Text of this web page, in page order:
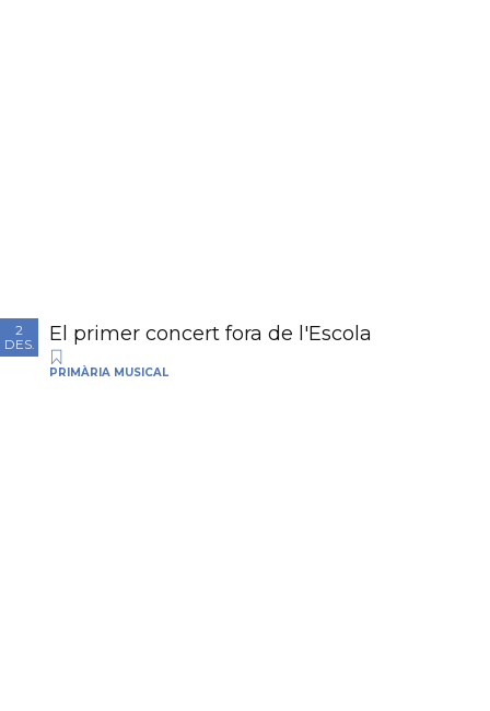
2
DES.
El primer concert fora de l'Escola
PRIMÀRIA MUSICAL